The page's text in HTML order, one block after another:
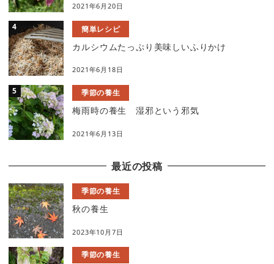
2021年6月20日
簡単レシピ
カルシウムたっぷり美味しいふりかけ
2021年6月18日
季節の養生
梅雨時の養生 湿邪という邪気
2021年6月13日
最近の投稿
季節の養生
秋の養生
2023年10月7日
季節の養生